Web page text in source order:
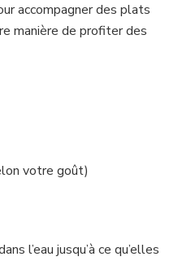
accompagner des plats
manière de profiter des
votre goût)
l’eau jusqu’à ce qu’elles